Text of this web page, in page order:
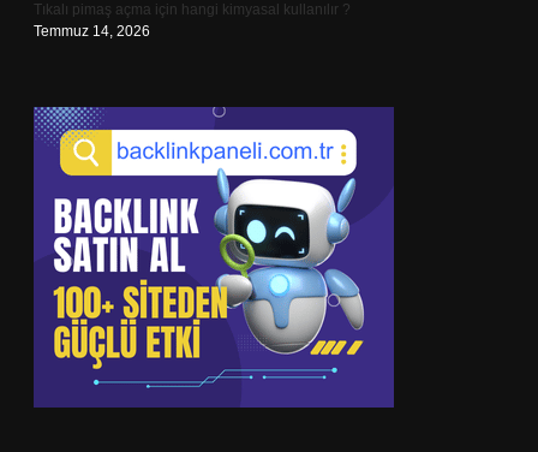
Tıkalı pimaş açma için hangi kimyasal kullanılır ?
Temmuz 14, 2026